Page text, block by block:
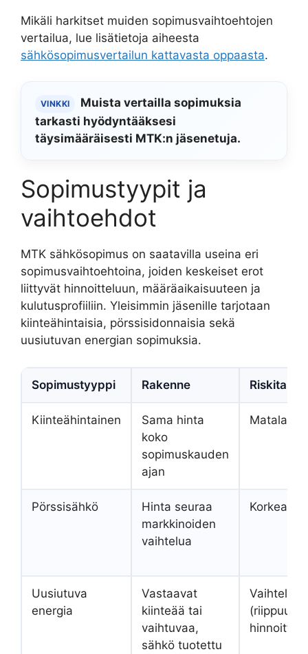
Mikäli harkitset muiden sopimusvaihtoehtojen
vertailua, lue lisätietoja aiheesta
sähkösopimusvertailun kattavasta oppaasta.
VINKKI
Muista vertailla sopimuksia
tarkasti hyödyntääksesi
täysimääräisesti MTK:n jäsenetuja.
Sopimustyypit ja
vaihtoehdot
MTK sähkösopimus on saatavilla useina eri
sopimusvaihtoehtoina, joiden keskeiset erot
liittyvät hinnoitteluun, määräaikaisuuteen ja
kulutusprofiiliin. Yleisimmin jäsenille tarjotaan
kiinteähintaisia, pörssisidonnaisia sekä
uusiutuvan energian sopimuksia.
Sopimustyyppi Rakenne Riskitaso
Kiinteähintainen
Sama hinta
koko
sopimuskauden
ajan
Matala
Pörssisähkö
Hinta seuraa
markkinoiden
vaihtelua
Korkea
Uusiutuva
energia
Vastaavat
kiinteää tai
vaihtuvaa,
sähkö tuotettu
Vaihtelee
(riippuu